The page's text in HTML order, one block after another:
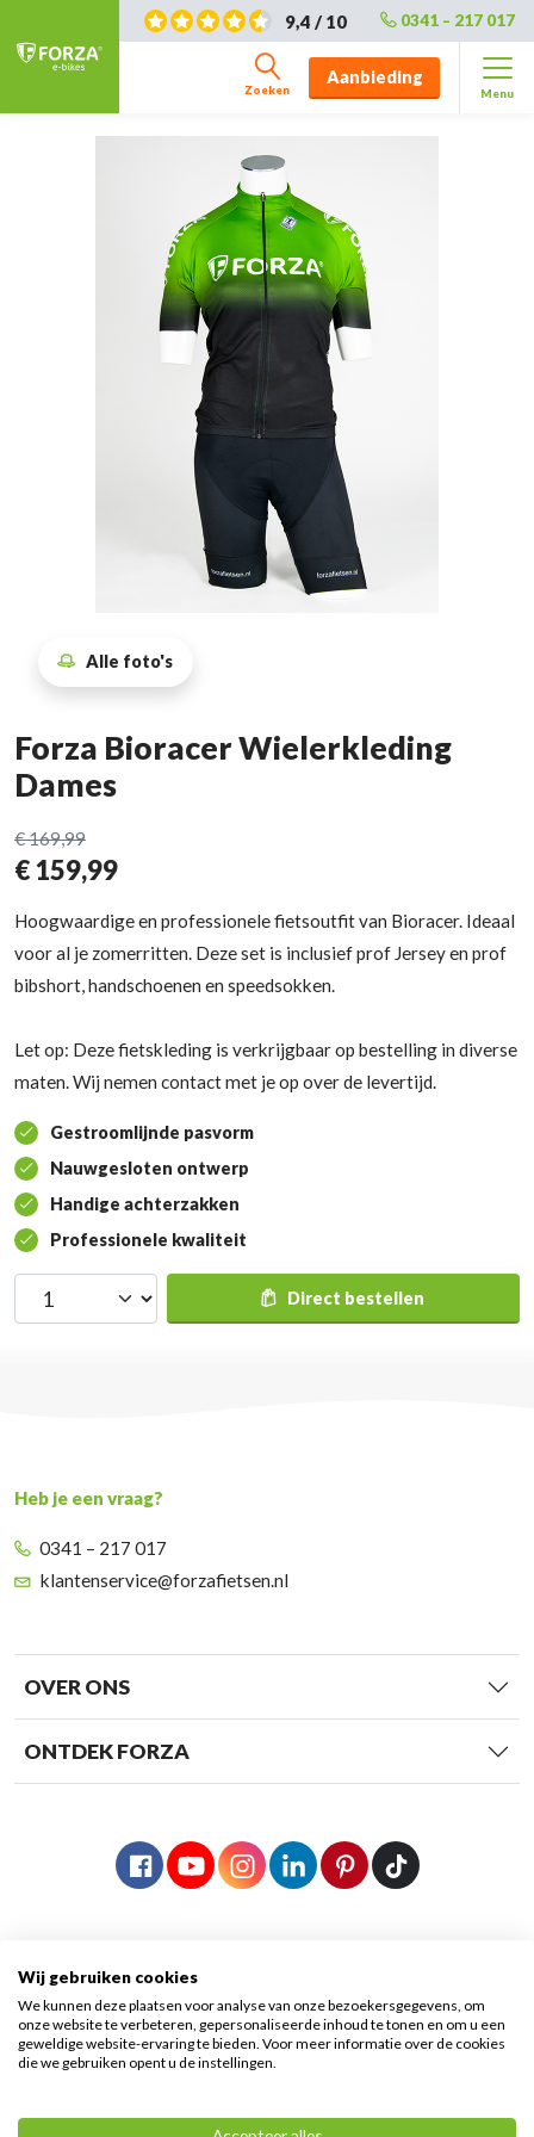
9,4 / 10 0341 – 217 017
Zoeken
Aanbieding
Menu
Forza Bioracer Wielerkleding
Dames
€ 169,99
€ 159,99
Hoogwaardige en professionele fietsoutfit van Bioracer. Ideaal
voor al je zomerritten. Deze set is inclusief prof Jersey en prof
bibshort, handschoenen en speedsokken.
Let op: Deze fietskleding is verkrijgbaar op bestelling in diverse
maten. Wij nemen contact met je op over de levertijd.
Gestroomlijnde pasvorm
Nauwgesloten ontwerp
Handige achterzakken
Professionele kwaliteit
Direct bestellen
Alle foto's
Heb je een vraag?
0341 – 217 017
klantenservice@forzafietsen.nl
OVER ONS
ONTDEK FORZA
Algemene voorwaarden
Wij gebruiken cookies
We kunnen deze plaatsen voor analyse van onze bezoekersgegevens, om
onze website te verbeteren, gepersonaliseerde inhoud te tonen en om u een
geweldige website-ervaring te bieden. Voor meer informatie over de cookies
die we gebruiken opent u de instellingen.